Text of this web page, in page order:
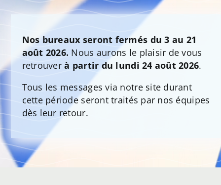
Nos bureaux seront fermés du 3 au 21
août 2026. Nous aurons le plaisir de vous
retrouverà partir du lundi 24 août 2026.
Tous les messages via notre site durant
cette période seront traités par nos équipes
dès leur retour.